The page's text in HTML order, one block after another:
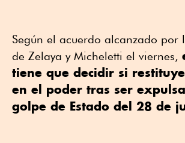
Según el acuerdo alcanzado por
de Zelaya y Micheletti el viernes,
tiene que decidir si
en el poder tras ser
golpe de Estado del 28 de